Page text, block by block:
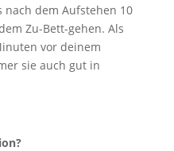
nach dem Aufstehen 10
Zu-Bett-gehen. Als
vor deinem
sie auch gut in